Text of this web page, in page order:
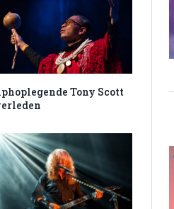
Tony Scott